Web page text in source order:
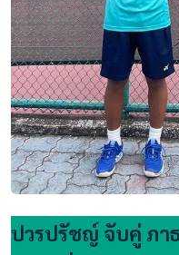
ปวรปรัชญ์ จับคู่ ภา